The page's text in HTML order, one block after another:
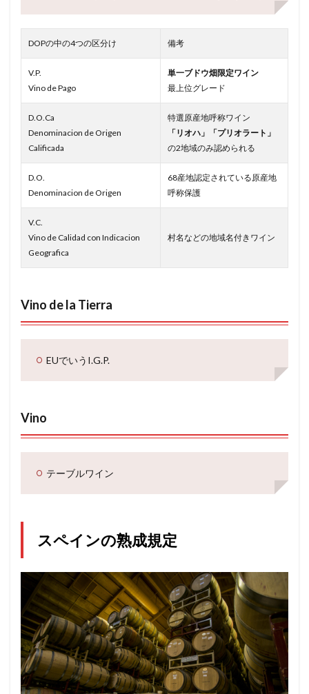
DOPの中の4つの区分け 備考
V.P.
Vino de Pago
単一ブドウ畑限定ワイン
最上位グレード
D.O.Ca
Denominacion de Origen
Calificada
特選原産地呼称ワイン
「リオハ」「プリオラート」
の2地域のみ認められる
D.O.
Denominacion de Origen
68産地認定されている原産地
呼称保護
V.C.
Vino de Calidad con Indicacion
Geografica
村名などの地域名付きワイン
Vino de la Tierra
EUでいうI.G.P.
Vino
テーブルワイン
スペインの熟成規定